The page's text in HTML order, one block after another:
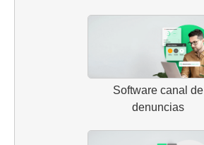
Software canal de
denuncias